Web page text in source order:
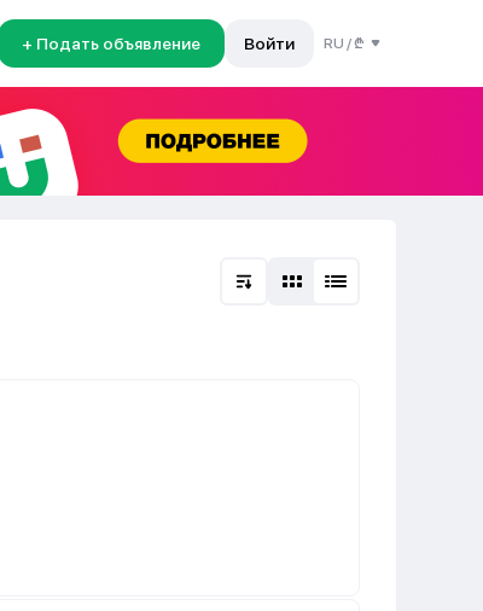
+ Подать объявление Войти RU /₾